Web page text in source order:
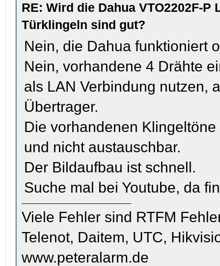
RE: Wird die Dahua VTO2202F-
Türklingeln sind gut?
Nein, die Dahua funktioniert
Nein, vorhandene 4 Drähte
als LAN Verbindung nutzen,
Übertrager.
Die vorhandenen
und nicht austauschbar.
Der Bildaufbau ist schnell.
Suche mal bei Youtube, da
Viele Fehler sind RTFM
Telenot, Daitem, UTC,
www.peteralarm.de